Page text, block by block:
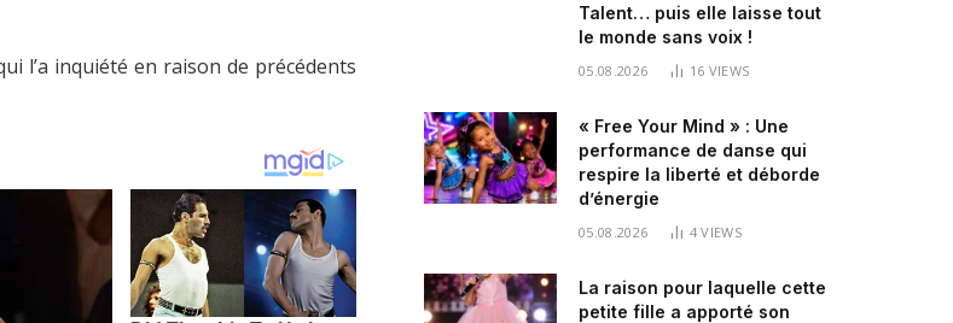
l’a inquiété en raison de précédents
Talent… puis elle laisse tout
le monde sans voix !
05.08.2026 16 VIEWS
« Free Your Mind » : Une
performance de danse qui
respire la liberté et déborde
d’énergie
05.08.2026 4VIEWS
La raison pour laquelle cette
petite fille a apporté son